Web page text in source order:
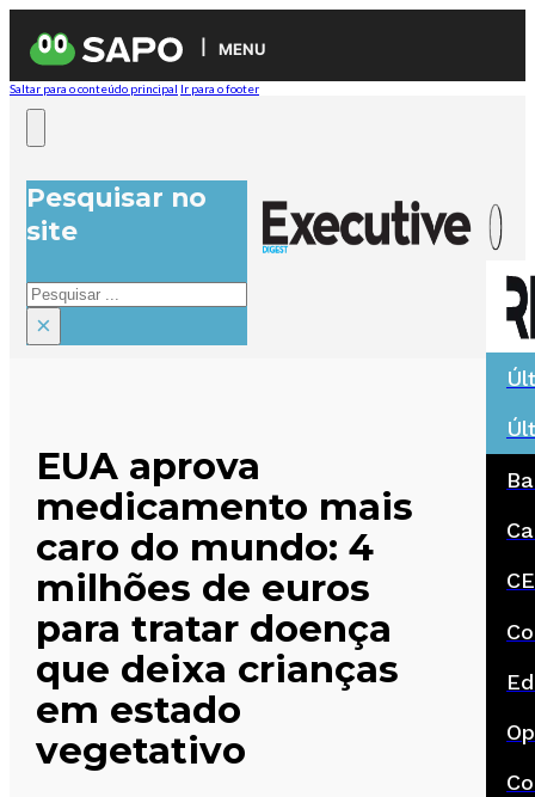
MENU
Saltar para o conteúdo principal Ir para o footer
Pesquisar no
site
Pesquisar
×
EUA aprova
medicamento mais
caro do mundo: 4
milhões de euros
para tratar doença
que deixa crianças
em estado
vegetativo